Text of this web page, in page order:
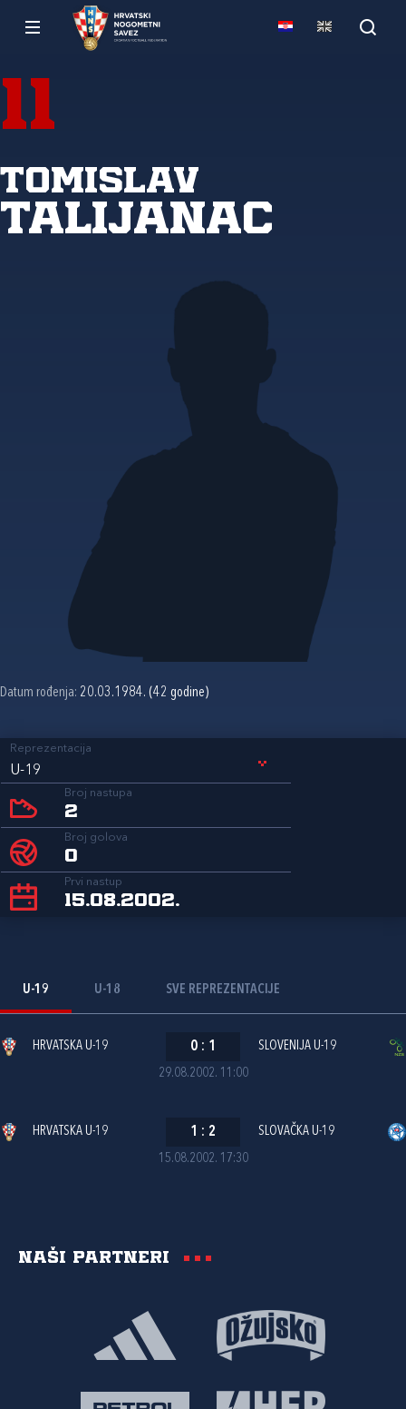
11
Tomislav
Talijanac
Datum rođenja: 20.03.1984. (42 godine)
Reprezentacija
U-19
Broj nastupa
2
Broj golova
0
Prvi nastup
15.08.2002.
U-19 U-18 SVE REPREZENTACIJE
29.08.2002. 11:00
HRVATSKA U-19 0 : 1 SLOVENIJA U-19
15.08.2002. 17:30
HRVATSKA U-19 1 : 2 SLOVAČKA U-19
Naši partneri